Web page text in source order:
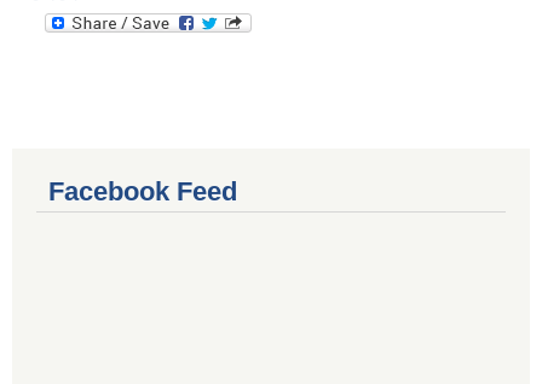
Facebook Feed